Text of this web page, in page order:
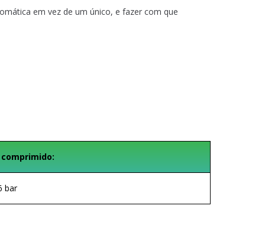
em vez de um único, e fazer com que
bar